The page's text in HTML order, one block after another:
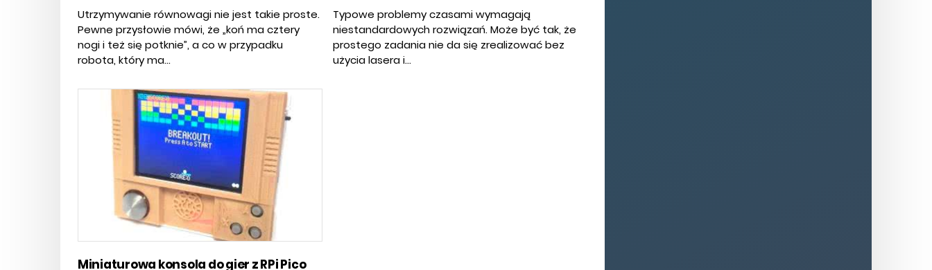
Utrzymywanie równowagi nie jest takie proste.
Pewne przysłowie mówi, że „koń ma cztery
nogi i też się potknie”, a co w przypadku
robota, który ma...
Typowe problemy czasami wymagają
niestandardowych rozwiązań. Może być tak, że
prostego zadania nie da się zrealizować bez
użycia lasera i...
Miniaturowa konsola do gier z RPi Pico